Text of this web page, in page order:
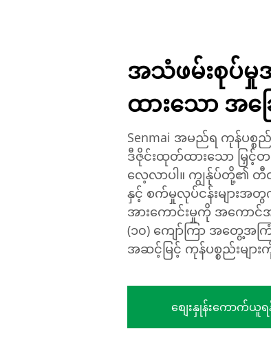
အသံဖမ်းစုပ်မှု
ထားသော အခြေ
Senmai အမည်ရ ကုန်ပစ္
ဒီဇိုင်းထုတ်ထားသော မြှင့်တင်
လေ့လာပါ။ ကျွန်ုပ်တို့၏ တီထွင်
နှင့် စက်မှုလုပ်ငန်းများ
အားကောင်းမှုကို အကော
(၁၀) ကျော်ကြာ အတွေ့အက
အဆင့်မြင့် ကုန်ပစ္စည်းမျာ
စျေးနှုန်းကောက်ယူရ